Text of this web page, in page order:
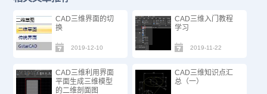
CAD三维界面的切
换
2019-12-10
CAD三维入门教程
学习
2019-11-22
CAD三维利用界面
平面生成三维模型
的二维剖面图
CAD三维知识点汇
总（一）